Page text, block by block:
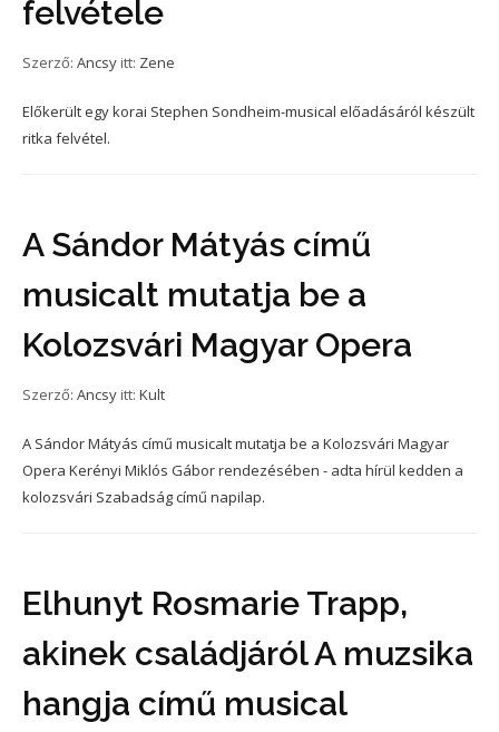
felvétele
Szerző: Ancsy itt: Zene
Előkerült egy korai Stephen Sondheim-musical előadásáról készült
ritka felvétel.
A Sándor Mátyás című
musicalt mutatja be a
Kolozsvári Magyar Opera
Szerző: Ancsy itt: Kult
A Sándor Mátyás című musicalt mutatja be a Kolozsvári Magyar
Opera Kerényi Miklós Gábor rendezésében - adta hírül kedden a
kolozsvári Szabadság című napilap.
Elhunyt Rosmarie Trapp,
akinek családjáról A muzsika
hangja című musical